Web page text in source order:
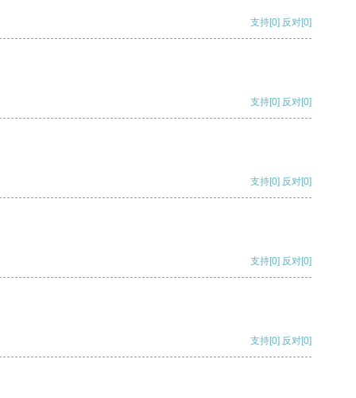
支持[0] 反对[0]
支持[0] 反对[0]
支持[0] 反对[0]
支持[0] 反对[0]
支持[0] 反对[0]